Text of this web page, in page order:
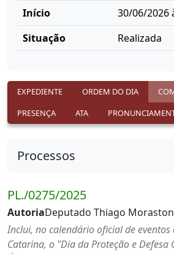
Início
30/06/2026
Situação
Realizada
EXPEDIENTE ORDEM DO DIA
PRESENÇA
ATA
Processos
PL./0275/2025
AutoriaDeputado Thiago
Inclui, no calendário oficial de eventos
Catarina, o "Dia da Proteção e Defesa